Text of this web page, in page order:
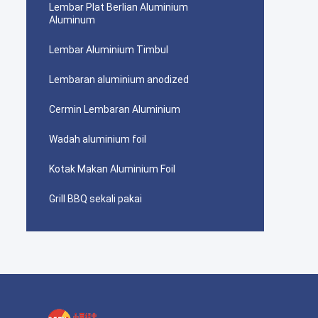
Lembar Plat Berlian Aluminium
Aluminum
Lembar Aluminium Timbul
Lembaran aluminium anodized
Cermin Lembaran Aluminium
Wadah aluminium foil
Kotak Makan Aluminium Foil
Grill BBQ sekali pakai